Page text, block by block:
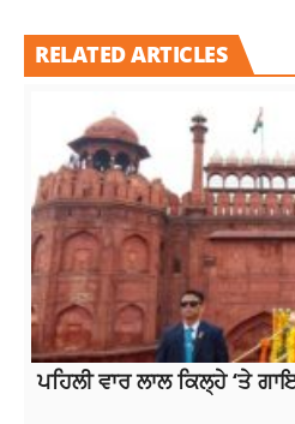
RELATED ARTICLES
ਪਹਿਲੀ ਵਾਰ ਲਾਲ ਕਿਲ੍ਹੇ ‘ਤੇ